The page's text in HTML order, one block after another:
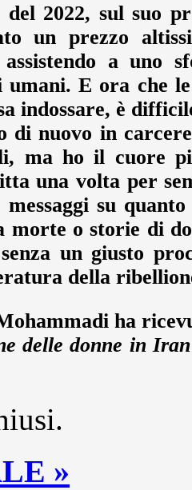
2022, sul suo
un prezzo
assistendo a uno
E ora che
indossare, è
di nuovo in
ma ho il cuore
una volta per
messaggi su
morte o storie di
un giusto
della
ha
delle donne in
»